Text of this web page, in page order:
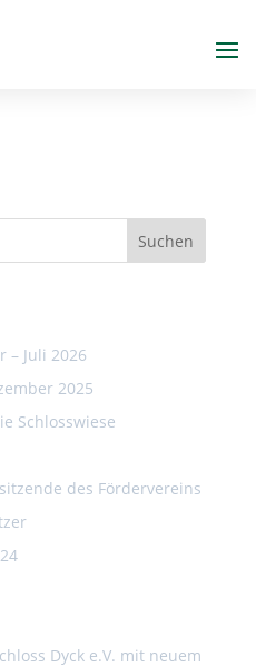
– Juli 2026
2025
Schlosswiese
des Fördervereins
Dyck e.V. mit neuem